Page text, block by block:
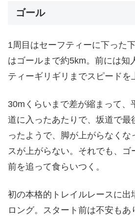
ゴール
1周目はセーフティーに下った
はゴールまで約5km。前には知
ティーギリギリまでスピードを
30mくらいまで差が縮まって、
道に入ったあたりで、坂道で最
ったようで、脚が上がらなくな
スが上がらない。それでも、ゴ
前を追って食らいつく。
初の本格的トレイルレースに出
ロング。スタート前は不安もあ